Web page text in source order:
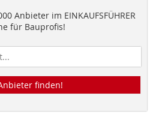
Anbieter im EINKAUFSFÜHRER
für Bauprofis!
finden!